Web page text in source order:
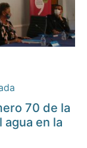
70 de la
en la